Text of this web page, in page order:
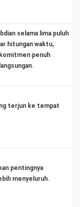
selama lima puluh
hitungan waktu,
penuh
terjun ke tempat
pentingnya
menyeluruh.